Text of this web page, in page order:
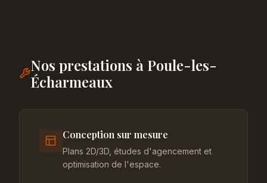
Nos prestations à Poule-les-
Écharmeaux
Conception sur mesure
Plans 2D/3D, études d'agencement et
optimisation de l'espace.